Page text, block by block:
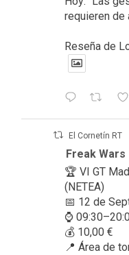
requieren de
Reseña de
El Cornetín RT
Freak Wars
🏆 VI GT
(NETEA)
📅 12 de
⌚
💰 10,00 €
📍 Área de